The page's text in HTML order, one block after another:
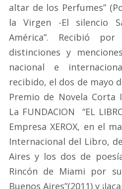
altar de los Perfumes”
la Virgen -El silencio
América”. Recibió
distinciones y
nacional e
recibido, el dos de mayo
Premio de Novela
La FUNDACION “EL
Empresa XEROX, en el
Internacional del Libro,
Aires y los dos de
Rincón de Miami por
Buenos Aires”(2011) y